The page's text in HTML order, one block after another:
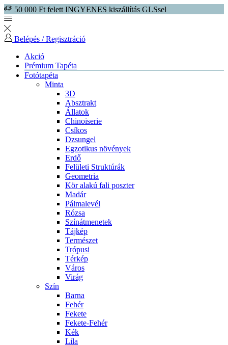
50 000 Ft felett INGYENES kiszállítás GLSsel
Belépés / Regisztráció
Akció
Prémium Tapéta
Fotótapéta
Minta
3D
Absztrakt
Állatok
Chinoiserie
Csíkos
Dzsungel
Egzotikus növények
Erdő
Felületi Struktúrák
Geometria
Kör alakú fali poszter
Madár
Pálmalevél
Rózsa
Színátmenetek
Tájkép
Természet
Trópusi
Térkép
Város
Virág
Szín
Barna
Fehér
Fekete
Fekete-Fehér
Kék
Lila